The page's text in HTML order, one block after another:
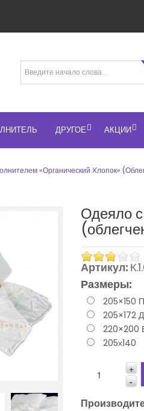
ДРУГОЕ АКЦИИ
«Органический Хлопок»
Одеяло
Артикул:
Размеры:
205×150
205×172
220×200
205х140
1
0
+
-